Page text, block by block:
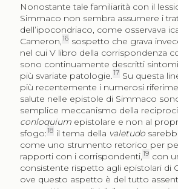
Nonostante tale familiarità con il
Simmaco non sembra assumere i
dell’ipocondriaco, come osservava
Cameron,16 sospetto che grava
nel cui V libro della corrispondenza
sono continuamente descritti
più svariate patologie.17 Su questa
più recentemente i numerosi
salute nelle epistole di Simmaco
semplice meccanismo della
conloquium epistolare e non al
sfogo:18 il tema della valetudo
come uno strumento retorico per
rapporti con i corrispondenti,19 con
consistente rispetto agli epistolari di
ove questo aspetto è del tutto